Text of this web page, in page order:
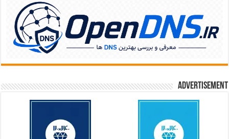
Advertisement